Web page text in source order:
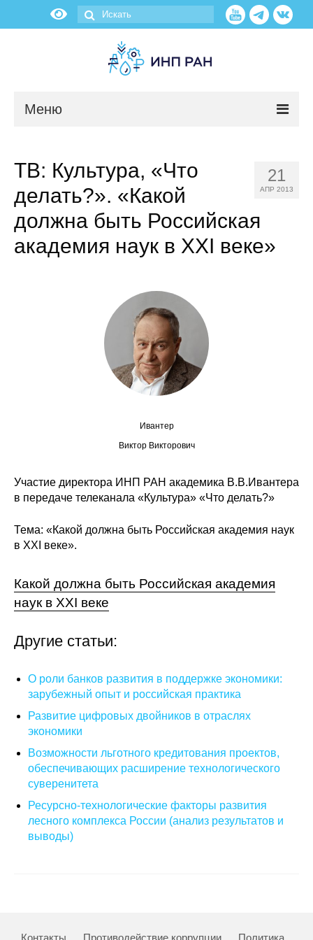
Меню
Об институте
Научные подразделения
Сотрудники
Отчетность
Противодействие коррупции
Материалы для СМИ
Научная жизнь
Проблемы прогнозирования
О журнале
Номера журналов
Редакционная этика
Информация для авторов
Общие требования
Научные труды
О журнале
21
АПР 2013
ТВ: Культура, «Что
делать?». «Какой
должна быть Российская
академия наук в XXI веке»
Ивантер
Виктор Викторович
Участие директора ИНП РАН академика В.В.Ивантера
в передаче телеканала «Культура» «Что делать?»
Тема: «Какой должна быть Российская академия наук
в XXI веке».
Какой должна быть Российская академия
наук в XXI веке
Другие статьи:
О роли банков развития в поддержке экономики:
зарубежный опыт и российская практика
Развитие цифровых двойников в отраслях
экономики
Возможности льготного кредитования проектов,
обеспечивающих расширение технологического
суверенитета
Ресурсно-технологические факторы развития
лесного комплекса России (анализ результатов и
выводы)
Контакты Противодействие коррупции Политика